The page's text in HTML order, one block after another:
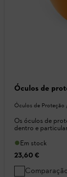
Óculos de
Óculos de Proteção
Os óculos de
dentro e
Em stock
23,60 €